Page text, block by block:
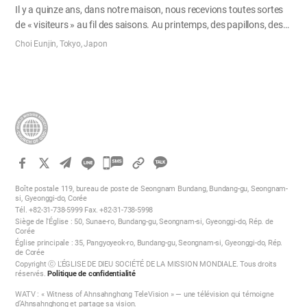
Il y a quinze ans, dans notre maison, nous recevions toutes sortes
de « visiteurs » au fil des saisons. Au printemps, des papillons, des
perce-oreilles, des mille-pattes ; en été, des grillons, des cigales, des
cesse. Soudain, un « miaou » retentit quelque part. Comme nous
n’avions pas de chat, nous n’y avons pas prêté attention. Mais les
miaulements se prolongèrent jusqu’à l’aube, devenant de plus en
plus pressants, presque comme des cris de…
Choi Eunjin, Tokyo, Japon
카
오
공
유
하
Boîte postale 119, bureau de poste de Seongnam Bundang, Bundang-gu, Seongnam-
si, Gyeonggi-do, Corée
Tél. +82-31-738-5999 Fax. +82-31-738-5998
Siège de l'Église : 50, Sunae-ro, Bundang-gu, Seongnam-si, Gyeonggi-do, Rép. de
Corée
Église principale : 35, Pangyoyeok-ro, Bundang-gu, Seongnam-si, Gyeonggi-do, Rép.
de Corée
Copyright ⓒ L'ÉGLISE DE DIEU SOCIÉTÉ DE LA MISSION MONDIALE. Tous droits
réservés.Politique de confidentialité
WATV : « Witness of Ahnsahnghong TeleVision » — une télévision qui témoigne
d’Ahnsahnghong et partage sa vision.